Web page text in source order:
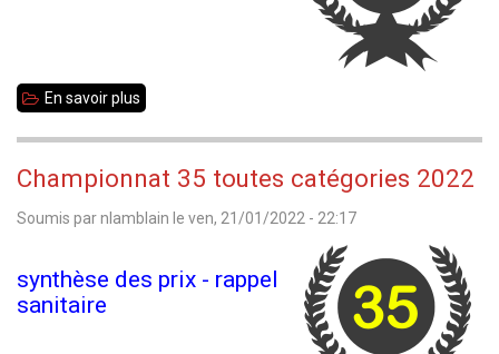
En savoir plus
toutes
catégories
-
Championnat 35 toutes catégories 2022
Soumis parnlamblain le ven, 21/01/2022 - 22:17
synthèse des prix - rappel
sanitaire